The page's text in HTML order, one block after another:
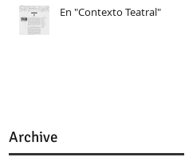
En "Contexto Teatral"
Archive